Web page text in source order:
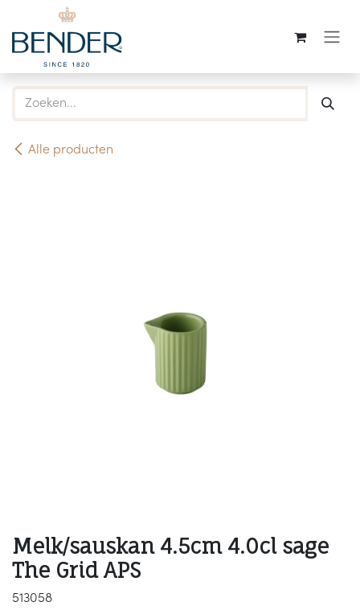
Overslaan naar inhoud
Alle producten
Melk/sauskan 4.5cm 4.0cl sage
The Grid APS
513058